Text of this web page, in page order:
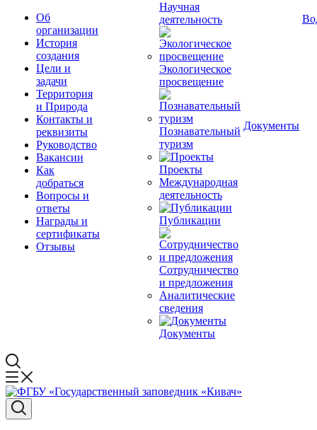
Об
организации
История
создания
Цели и
задачи
Территория
и Природа
Контакты и
реквизиты
Руководство
Вакансии
Как
добраться
Вопросы и
ответы
Награды и
сертификаты
Отзывы
Научная
деятельность
Экологическое
просвещение
Познавательный
туризм
Проекты
Международная
деятельность
Публикации
Сотрудничество
и предложения
Аналитические
сведения
Документы
Документы